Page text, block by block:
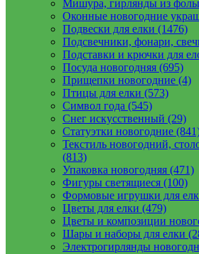
Мишура, гирлянды из
Оконные новогодние
Подвески для елки (1476)
Подсвечники, фонари,
Подставки и крючки для
Посуда новогодняя (695)
Прищепки новогодние (4)
Птицы для елки (573)
Символ года (545)
Снег искусственный (29)
Статуэтки новогодние
Текстиль новогодний,
(813)
Упаковка новогодняя (471)
Фигуры светящиеся (100)
Формовые игрушки для
Цветы для елки (479)
Цветы и композиции
Шары и наборы для елки
Электрогирлянды